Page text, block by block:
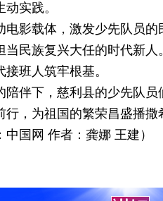
实践。
电影载体，激发少先队员
当民族复兴大任的时代新
班人筑牢根基。
陪伴下，慈利县的少先队
行，为祖国的繁荣昌盛播撒
中国网 作者：龚娜 王建）